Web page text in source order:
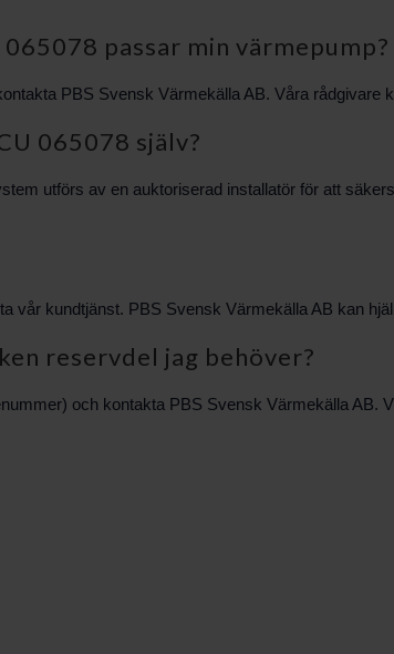
passar min värmepump?
PBS Svensk Värmekälla AB. Våra rådgivare
065078 själv?
utförs av en auktoriserad installatör för att
vår kundtjänst. PBS Svensk Värmekälla AB kan
reservdel jag behöver?
och kontakta PBS Svensk Värmekälla AB.